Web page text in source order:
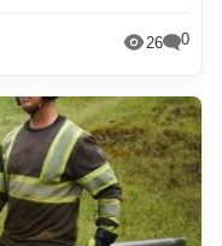
26 0